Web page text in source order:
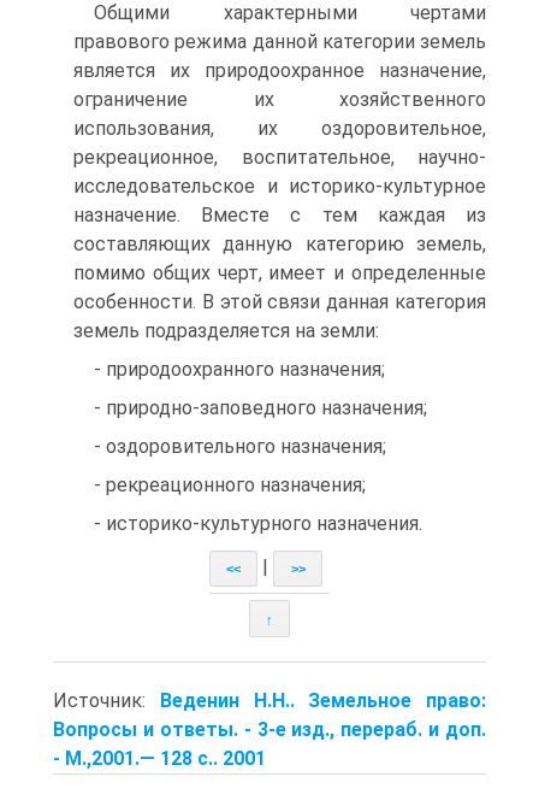
Общими характерными чертами
правового режима данной категории земель
является их природоохранное назначение,
ограничение их хозяйственного
использования, их оздорови­тельное,
рекреационное, воспитательное, на­учно-
исследовательское и историко-культурное
назначение. Вместе с тем каждая из
составляющих данную категорию земель,
по­мимо общих черт, имеет и определенные
осо­бенности. В этой связи данная категория
зе­мель подразделяется на земли:
- природоохранного назначения;
- природно-заповедного назначения;
- оздоровительного назначения;
- рекреационного назначения;
- историко-культурного назначения.
<< >>
↑
Источник: Веденин Н.Н.. Земельное право:
Вопросы и ответы. - 3-е изд., перераб. и доп.
- М.,2001.— 128 с.. 2001